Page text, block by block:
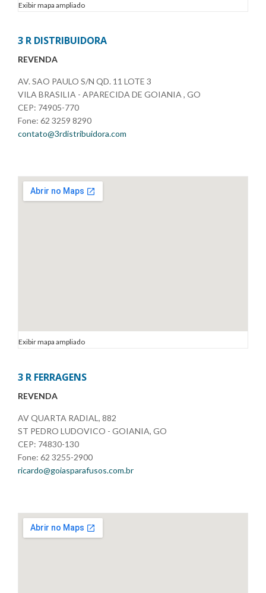
Exibir mapa ampliado
3 R DISTRIBUIDORA
REVENDA
AV. SAO PAULO S/N QD. 11 LOTE 3
VILA BRASILIA - APARECIDA DE GOIANIA , GO
CEP: 74905-770
Fone: 62 3259 8290
contato@3rdistribuidora.com
Exibir mapa ampliado
3 R FERRAGENS
REVENDA
AV QUARTA RADIAL, 882
ST PEDRO LUDOVICO - GOIANIA, GO
CEP: 74830-130
Fone: 62 3255-2900
ricardo@goiasparafusos.com.br